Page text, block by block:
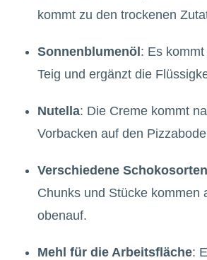
kommt zu den trockenen
Sonnenblumenöl: Es
Teig und ergänzt die
Nutella: Die Creme kommt
Vorbacken auf den
Verschiedene Schokosorten
Chunks und Stücke kommen
obenauf.
Mehl für die Arbeitsfläche: